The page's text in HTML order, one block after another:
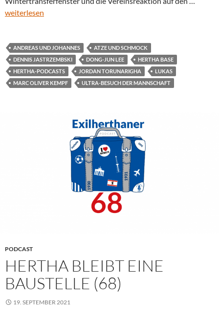
weiterlesen
ANDREAS UND JOHANNES
ATZE UND SCHMOCK
DENNIS JASTRZEMBSKI
DONG-JUN LEE
HERTHA BASE
HERTHA-PODCASTS
JORDAN TORUNARIGHA
LUKAS
MARC OLIVER KEMPF
ULTRA-BESUCH DER MANNSCHAFT
PODCAST
HERTHA BLEIBT EINE
BAUSTELLE (68)
19. SEPTEMBER 2021